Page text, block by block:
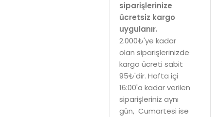
siparişlerinize
ücretsiz kargo
uygulanır.
2.000₺'ye kadar
olan siparişlerinizde
kargo ücreti sabit
95₺'dir. Hafta içi
16:00'a kadar verilen
siparişleriniz aynı
gün, Cumartesi ise